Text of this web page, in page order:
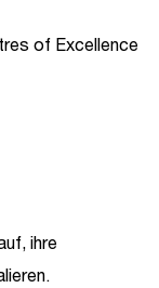
of Excellence
ihre